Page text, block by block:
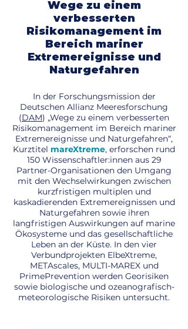
Wege zu einem
verbesserten
Risikomanagement im
Bereich mariner
Extremereignisse und
Naturgefahren
In der Forschungsmission der
Deutschen Allianz Meeresforschung
(DAM) „Wege zu einem verbesserten
Risikomanagement im Bereich mariner
Extremereignisse und Naturgefahren“,
Kurztitel mareXtreme, erforschen rund
150 Wissenschaftler:innen aus 29
Partner-Organisationen den Umgang
mit den Wechselwirkungen zwischen
kurzfristigen multiplen und
kaskadierenden Extremereignissen und
Naturgefahren sowie ihren
langfristigen Auswirkungen auf marine
Ökosysteme und das gesellschaftliche
Leben an der Küste. In den vier
Verbundprojekten ElbeXtreme,
METAscales, MULTI-MAREX und
PrimePrevention werden Georisiken
sowie biologische und ozeanografisch-
meteorologische Risiken untersucht.